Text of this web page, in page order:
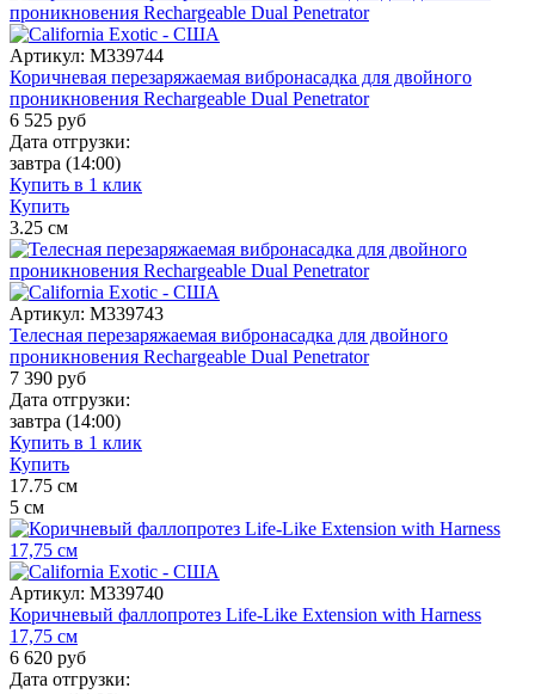
Артикул: M339744
Коричневая перезаряжаемая вибронасадка для двойного
проникновения Rechargeable Dual Penetrator
6 525 руб
Дата отгрузки:
завтра (14:00)
Купить в 1 клик
Купить
3.25 см
Артикул: M339743
Телесная перезаряжаемая вибронасадка для двойного
проникновения Rechargeable Dual Penetrator
7 390 руб
Дата отгрузки:
завтра (14:00)
Купить в 1 клик
Купить
17.75 см
5 см
Артикул: M339740
Коричневый фаллопротез Life-Like Extension with Harness
17,75 см
6 620 руб
Дата отгрузки: